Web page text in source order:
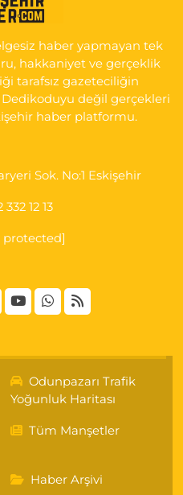
A ADLİYE AŞAĞISI, SARAR
CADDE GİRİŞİ
Al
haber yapmayan tek
hakkaniyet ve gerçeklik
tarafsız gazeteciliğin
değil gerçekleri
haber platformu.
Sok. No:1 Eskişehir
332 12 13
protected]
Odunpazarı Trafik
Yoğunluk Haritası
Tüm Manşetler
Haber Arşivi